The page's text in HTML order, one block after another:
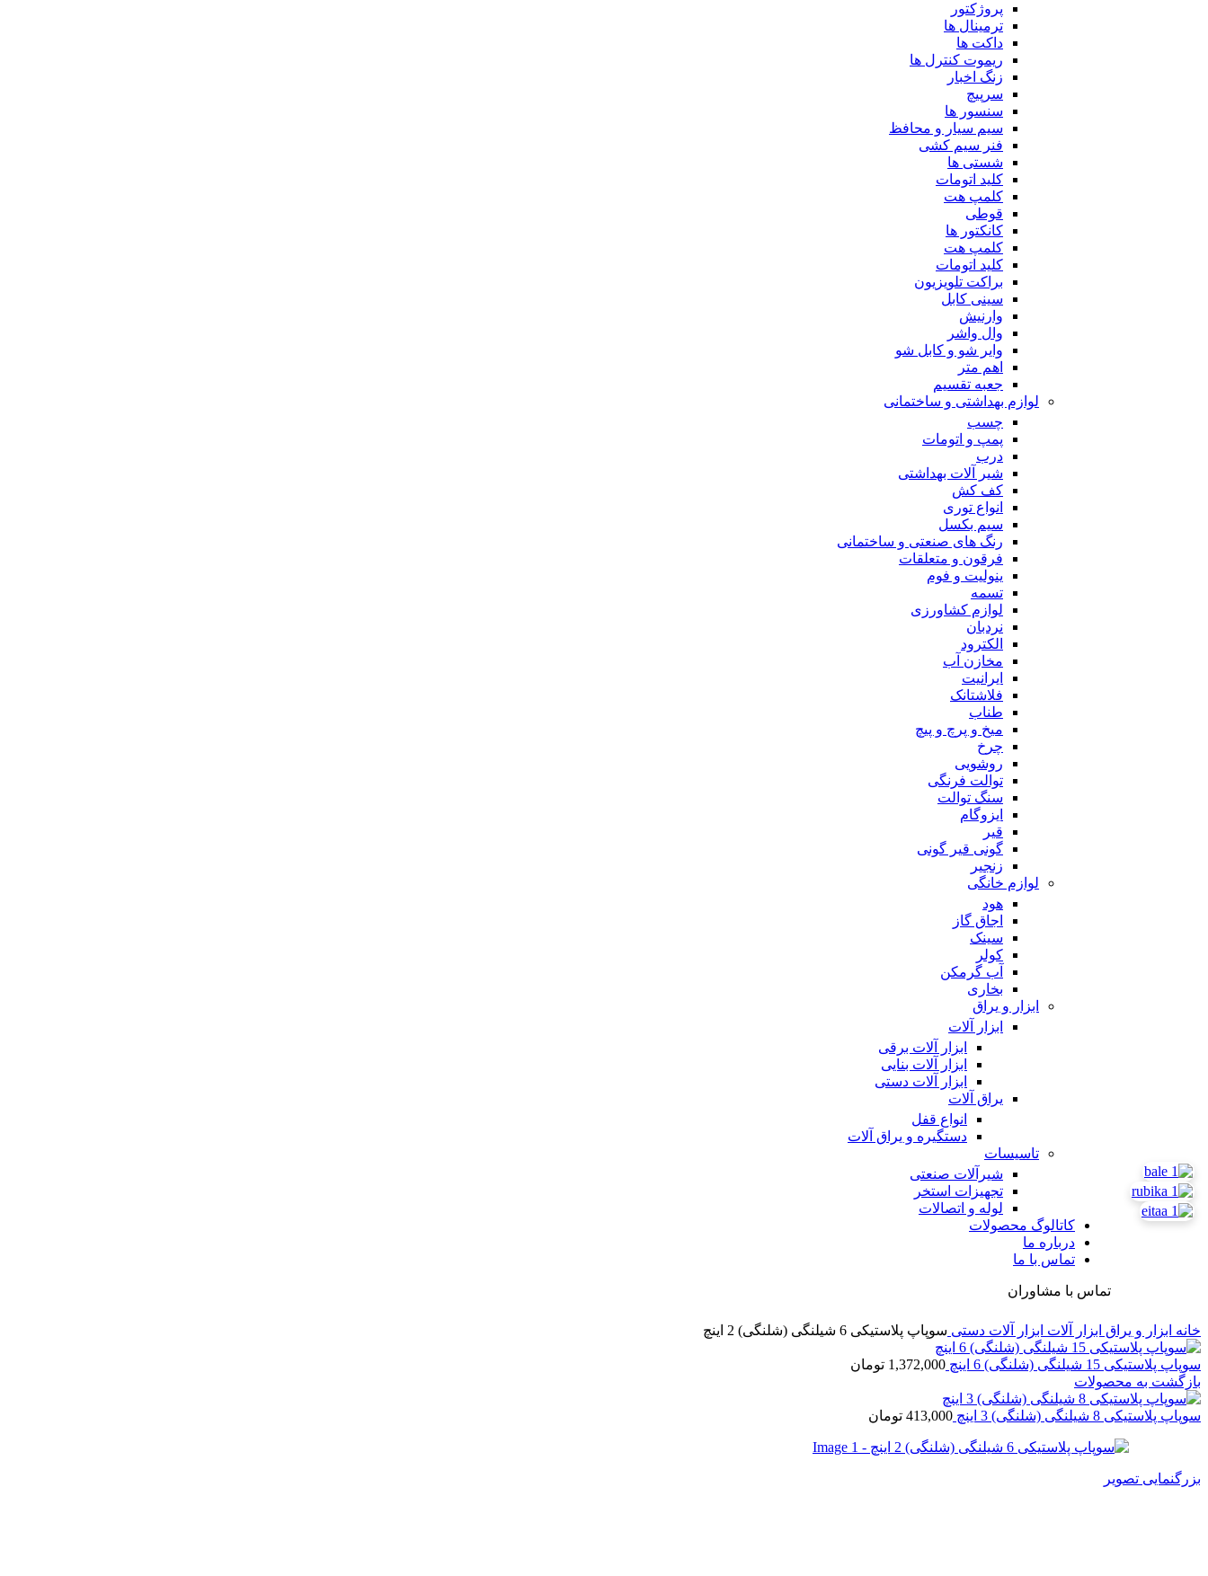
پروژکتور
ترمینال ها
داکت ها
ریموت کنترل ها
زنگ اخبار
سرپیچ
سنسور ها
سیم سیار و محافظ
فنر سیم کشی
شستی ها
کلید اتومات
کلمپ هت
قوطی
کانکتور ها
کلمپ هت
کلید اتومات
براکت تلویزیون
سینی کابل
وارنیش
وال واشر
وایر شو و کابل شو
اهم متر
جعبه تقسیم
لوازم بهداشتی و ساختمانی
چسب
پمپ و اتومات
درب
شیر آلات بهداشتی
کف کش
انواع توری
سیم بکسل
رنگ های صنعتی و ساختمانی
فرقون و متعلقات
ینولیت و فوم
تسمه
لوازم کشاورزی
نردبان
الکترود
مخازن آب
ایرانیت
فلاشتانک
طناب
میخ و پرچ و پیچ
چرخ
روشویی
توالت فرنگی
سنگ توالت
ایزوگام
قیر
گونی قیر گونی
زنجیر
لوازم خانگی
هود
اجاق گاز
سینک
کولر
آب گرمکن
بخاری
ابزار و یراق
ابزار آلات
ابزار آلات برقی
ابزار آلات بنایی
ابزار آلات دستی
یراق آلات
انواع قفل
دستگیره و یراق آلات
تاسیسات
شیرآلات صنعتی
تجهیزات استخر
لوله و اتصالات
کاتالوگ محصولات
درباره ما
تماس با ما
تماس با مشاوران
خانه ابزار و یراق ابزار آلات ابزار آلات دستی سوپاپ پلاستیکی 6 شیلنگی (شلنگی) 2 اینچ
سوپاپ پلاستیکی 15 شیلنگی (شلنگی) 6 اینچ 1,372,000 تومان
بازگشت به محصولات
سوپاپ پلاستیکی 8 شیلنگی (شلنگی) 3 اینچ 413,000 تومان
بزرگنمایی تصویر